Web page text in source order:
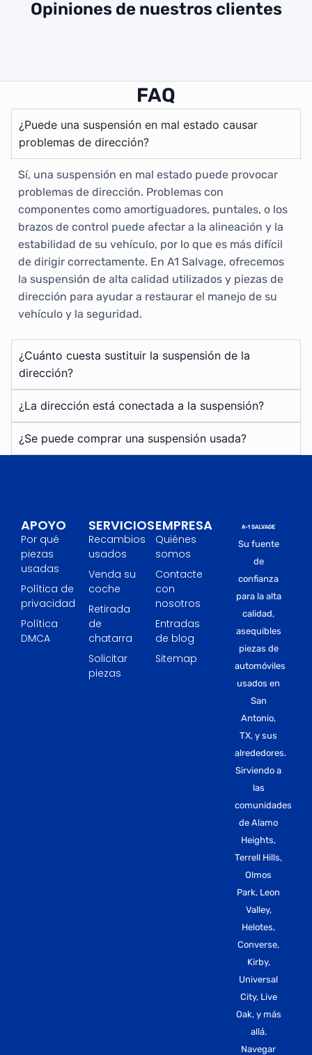
Opiniones de nuestros clientes
FAQ
¿Puede una suspensión en mal estado causar
problemas de dirección?
Sí, una suspensión en mal estado puede provocar
problemas de dirección. Problemas con
componentes como amortiguadores, puntales, o los
brazos de control puede afectar a la alineación y la
estabilidad de su vehículo, por lo que es más difícil
de dirigir correctamente. En A1 Salvage, ofrecemos
la suspensión de alta calidad utilizados y piezas de
dirección para ayudar a restaurar el manejo de su
vehículo y la seguridad.
¿Cuánto cuesta sustituir la suspensión de la
dirección?
¿La dirección está conectada a la suspensión?
¿Se puede comprar una suspensión usada?
Su fuente
de
confianza
para la alta
calidad,
asequibles
piezas de
automóviles
usados en
San
Antonio,
TX, y sus
alrededores.
Sirviendo a
las
comunidades
de Alamo
Heights,
Terrell Hills,
Olmos
Park, Leon
Valley,
Helotes,
Converse,
Kirby,
Universal
City, Live
Oak, y más
allá.
Navegar
EMPRESA
Quiénes
somos
Contacte
con
nosotros
Entradas
de blog
Sitemap
SERVICIOS
Recambios
usados
Venda su
coche
Retirada
de
chatarra
Solicitar
piezas
APOYO
Por qué
piezas
usadas
Política de
privacidad
Política
DMCA